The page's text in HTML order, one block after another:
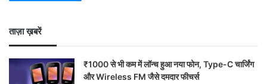
ताज़ा ख़बरें
₹1000 से भी कम में लॉन्च हुआ नया फोन, Type-C चार्जिंग
और Wireless FM जैसे दमदार फीचर्स